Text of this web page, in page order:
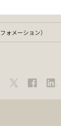
ォメーション）